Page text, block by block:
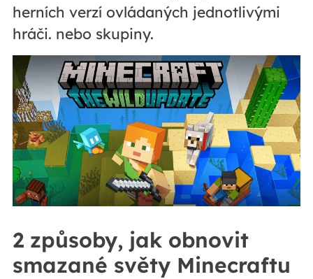
herních verzí ovládaných jednotlivými
hráči. nebo skupiny.
2 způsoby, jak obnovit
smazané světy Minecraftu